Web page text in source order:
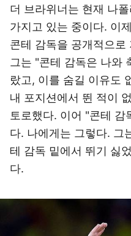
더 브라위너는 현재 나
가지고 있는 중이다. 이
콘테 감독을 공개적으
그는 "콘테 감독은 나와
랐고, 이를 숨길 이유도
내 포지션에서 뛴 적이
토로했다. 이어 "콘테 감
다. 나에게는 그렇다. 그
테 감독 밑에서 뛰기 싫
다.